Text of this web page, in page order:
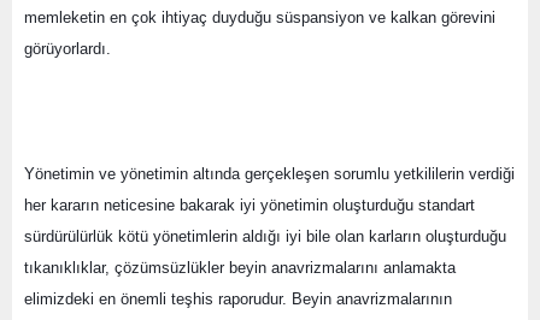
memleketin en çok ihtiyaç duyduğu süspansiyon ve kalkan görevini
görüyorlardı.
Yönetimin ve yönetimin altında gerçekleşen sorumlu yetkililerin verdiği
her kararın neticesine bakarak iyi yönetimin oluşturduğu standart
sürdürülürlük kötü yönetimlerin aldığı iyi bile olan karların oluşturduğu
tıkanıklıklar, çözümsüzlükler beyin anavrizmalarını anlamakta
elimizdeki en önemli teşhis raporudur. Beyin anavrizmalarının